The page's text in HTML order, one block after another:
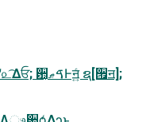
polyglot ͱ͸ ? 6 > ໊ࢺ > ਺͔ࠃޠʹ௨͡Δਓ; ਺͔ࠃޠͰॻ͍ͨ ຊ[੟ॻ];